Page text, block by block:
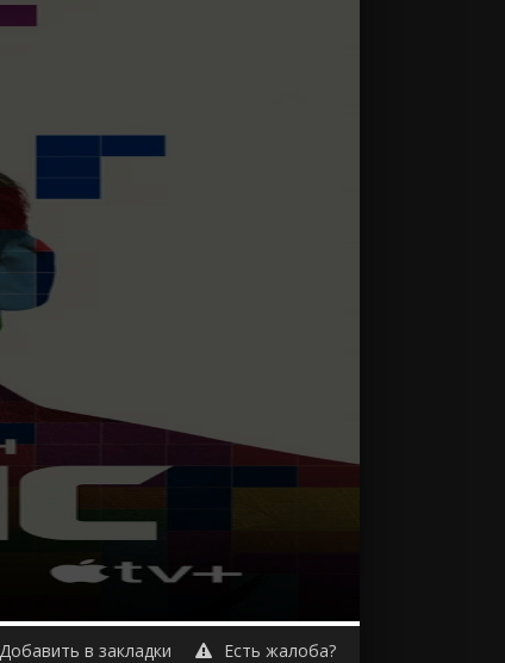
Добавить в закладки Есть жалоба?